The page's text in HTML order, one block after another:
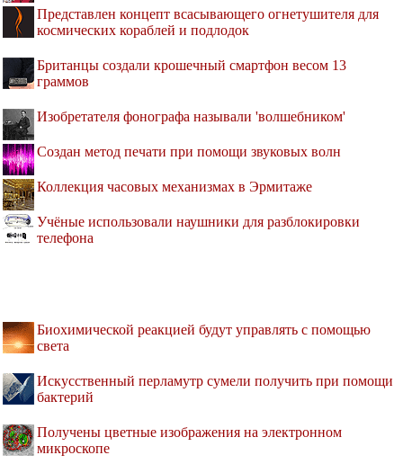
Представлен концепт всасывающего огнетушителя для
космических кораблей и подлодок
Британцы создали крошечный смартфон весом 13
граммов
Изобретателя фонографа называли 'волшебником'
Создан метод печати при помощи звуковых волн
Коллекция часовых механизмах в Эрмитаже
Учёные использовали наушники для разблокировки
телефона
Биохимической реакцией будут управлять с помощью
света
Искусственный перламутр сумели получить при помощи
бактерий
Получены цветные изображения на электронном
микроскопе